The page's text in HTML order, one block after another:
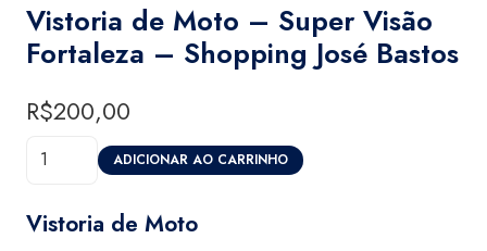
Vistoria de Moto – Super Visão
Fortaleza – Shopping José Bastos
R$200,00
Vistoria
Moto
ADICIONAR AO CARRINHO
Vistoria de Moto